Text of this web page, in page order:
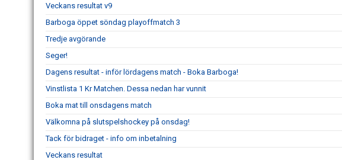
Veckans resultat v9
Barboga öppet söndag playoffmatch 3
Tredje avgörande
Seger!
Dagens resultat - inför lördagens match - Boka Barboga!
Vinstlista 1 Kr Matchen. Dessa nedan har vunnit
Boka mat till onsdagens match
Välkomna på slutspelshockey på onsdag!
Tack för bidraget - info om inbetalning
Veckans resultat